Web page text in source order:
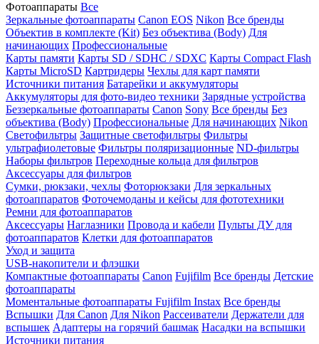
Фотоаппараты Все
Зеркальные фотоаппараты Canon EOS Nikon Все бренды
Объектив в комплекте (Kit) Без объектива (Body) Для
начинающих Профессиональные
Карты памяти Карты SD / SDHC / SDXC Карты Compact Flash
Карты MicroSD Картридеры Чехлы для карт памяти
Источники питания Батарейки и аккумуляторы
Аккумуляторы для фото-видео техники Зарядные устройства
Беззеркальные фотоаппараты Canon Sony Все бренды Без
объектива (Body) Профессиональные Для начинающих Nikon
Светофильтры Защитные светофильтры Фильтры
ультрафиолетовые Фильтры поляризационные ND-фильтры
Наборы фильтров Переходные кольца для фильтров
Аксессуары для фильтров
Сумки, рюкзаки, чехлы Фоторюкзаки Для зеркальных
фотоаппаратов Фоточемоданы и кейсы для фототехники
Ремни для фотоаппаратов
Аксессуары Наглазники Провода и кабели Пульты ДУ для
фотоаппаратов Клетки для фотоаппаратов
Уход и защита
USB-накопители и флэшки
Компактные фотоаппараты Canon Fujifilm Все бренды Детские
фотоаппараты
Моментальные фотоаппараты Fujifilm Instax Все бренды
Вспышки Для Canon Для Nikon Рассеиватели Держатели для
вспышек Адаптеры на горячий башмак Насадки на вспышки
Источники питания